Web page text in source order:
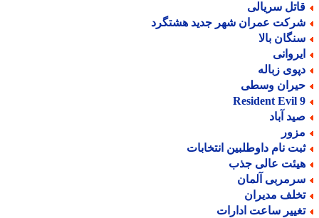
سریالی
عمران شهر جدید هشتگرد
بالا
زباله
وسطی
Resident Evil
آباد
نام داوطلبین انتخابات
عالی جذب
آلمان
مدیران
ساعت ادارات